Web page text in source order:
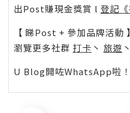
出Post賺現金獎賞 l 登記
【 睇Post + 參加品牌活動
瀏覽更多社群 打卡 丶 旅遊
U Blog開咗WhatsApp啦